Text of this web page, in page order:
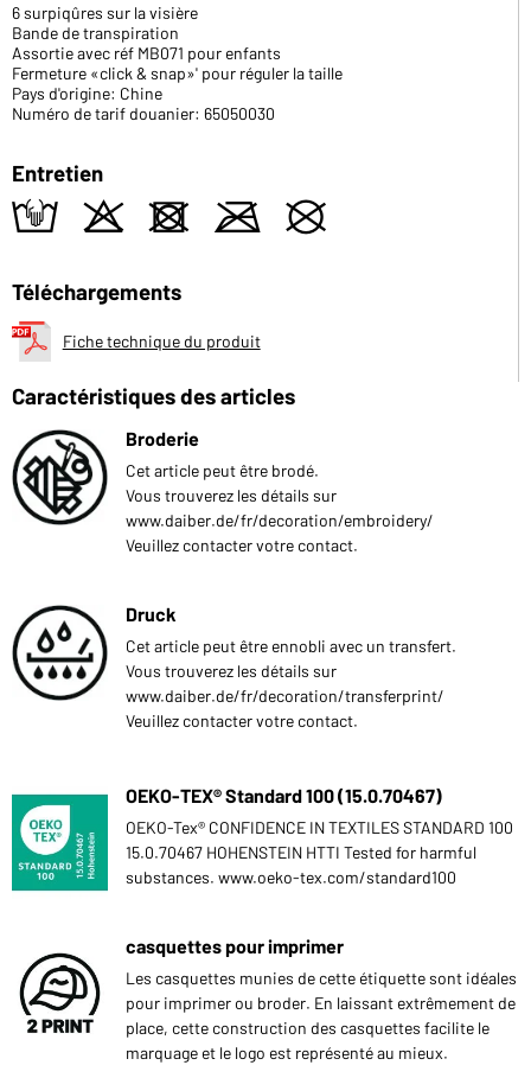
6 surpiqûres sur la visière
Bande de transpiration
Assortie avec réf MB071 pour enfants
Fermeture «click & snap»' pour réguler la taille
Pays d'origine: Chine
Numéro de tarif douanier: 65050030
Entretien
t o d m U
Téléchargements
Fiche technique du produit
Caractéristiques des articles
Broderie
Cet article peut être brodé.
Vous trouverez les détails sur
www.daiber.de/fr/decoration/embroidery/
Veuillez contacter votre contact.
Druck
Cet article peut être ennobli avec un transfert.
Vous trouverez les détails sur
www.daiber.de/fr/decoration/transferprint/
Veuillez contacter votre contact.
OEKO-TEX® Standard 100 (15.0.70467)
OEKO-Tex® CONFIDENCE IN TEXTILES STANDARD 100
15.0.70467 HOHENSTEIN HTTI Tested for harmful
substances. www.oeko-tex.com/standard100
casquettes pour imprimer
Les casquettes munies de cette étiquette sont idéales
pour imprimer ou broder. En laissant extrêmement de
place, cette construction des casquettes facilite le
marquage et le logo est représenté au mieux.